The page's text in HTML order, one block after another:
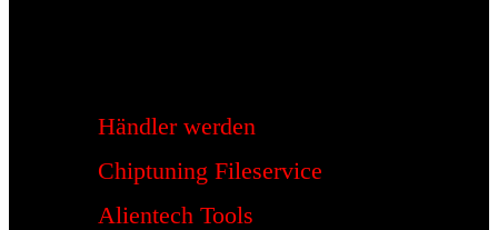
Händler werden
Chiptuning Fileservice
Alientech Tools